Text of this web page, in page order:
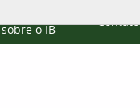
sobre o IB
Contato